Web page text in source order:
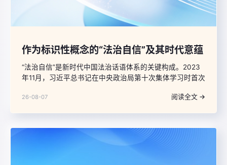
作为标识性概念的“法治自信”及其时代意蕴
“法治自信”是新时代中国法治话语体系的关键构成。2023
年11月，习近平总书记在中央政治局第十次集体学习时首次
会第九次全国会员代表大会时进一步强调，“广大法学法律
义法治道路、理论、制度、文化的整体性确信，标志着我
国法治建设已超越单纯治理范式的演进，实现了从制度构
26-08-07 阅读全文 →